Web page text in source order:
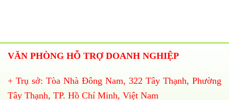
VĂN PHÒNG HỖ TRỢ DOANH NGHIỆP
+ Trụ sở: Tòa Nhà Đông Nam, 322 Tây Thạnh, Phường
Tây Thạnh, TP. Hồ Chí Minh, Việt Nam